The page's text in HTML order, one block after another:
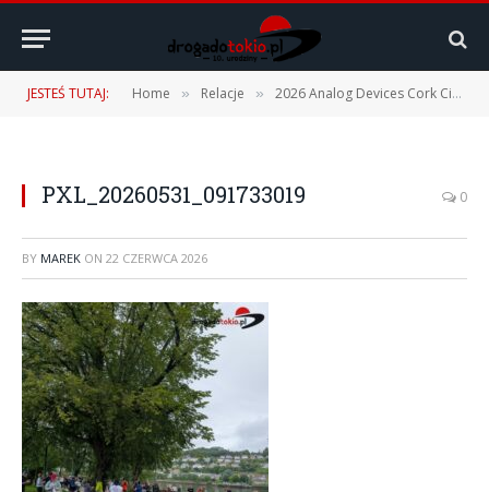
JESTEŚ TUTAJ: Home » Relacje » 2026 Analog Devices Cork City Marathon – 31.05.2026
PXL_20260531_091733019 0
BY MAREK ON 22 CZERWCA 2026